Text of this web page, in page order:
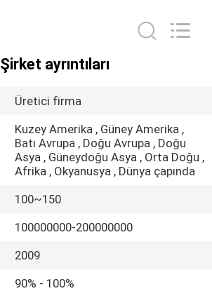
Şirket ayrıntıları
Üretici firma
Kuzey Amerika , Güney Amerika ,
Batı Avrupa , Doğu Avrupa , Doğu
Asya , Güneydoğu Asya , Orta Doğu ,
Afrika , Okyanusya , Dünya çapında
100~150
100000000-200000000
2009
90% - 100%